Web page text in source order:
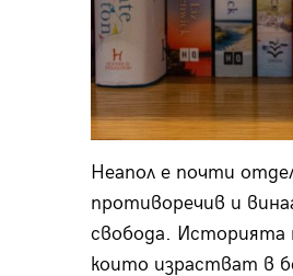
Неапол е почти
противоречив и
свобода. Историята
които израстват в